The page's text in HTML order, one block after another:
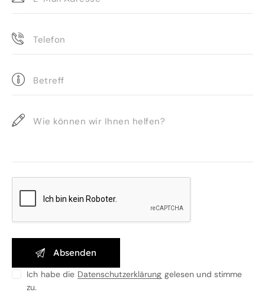
Ich habe die Datenschutzerklärung gelesen und stimme
zu.